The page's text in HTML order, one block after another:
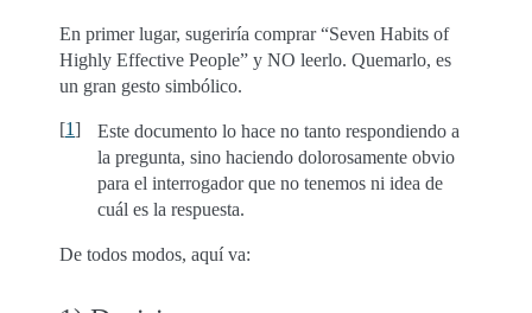
En primer lugar, sugeriría comprar “Seven Habits of
Highly Effective People” y NO leerlo. Quemarlo, es
un gran gesto simbólico.
[1]
Este documento lo hace no tanto respondiendo a
la pregunta, sino haciendo dolorosamente obvio
para el interrogador que no tenemos ni idea de
cuál es la respuesta.
De todos modos, aquí va: